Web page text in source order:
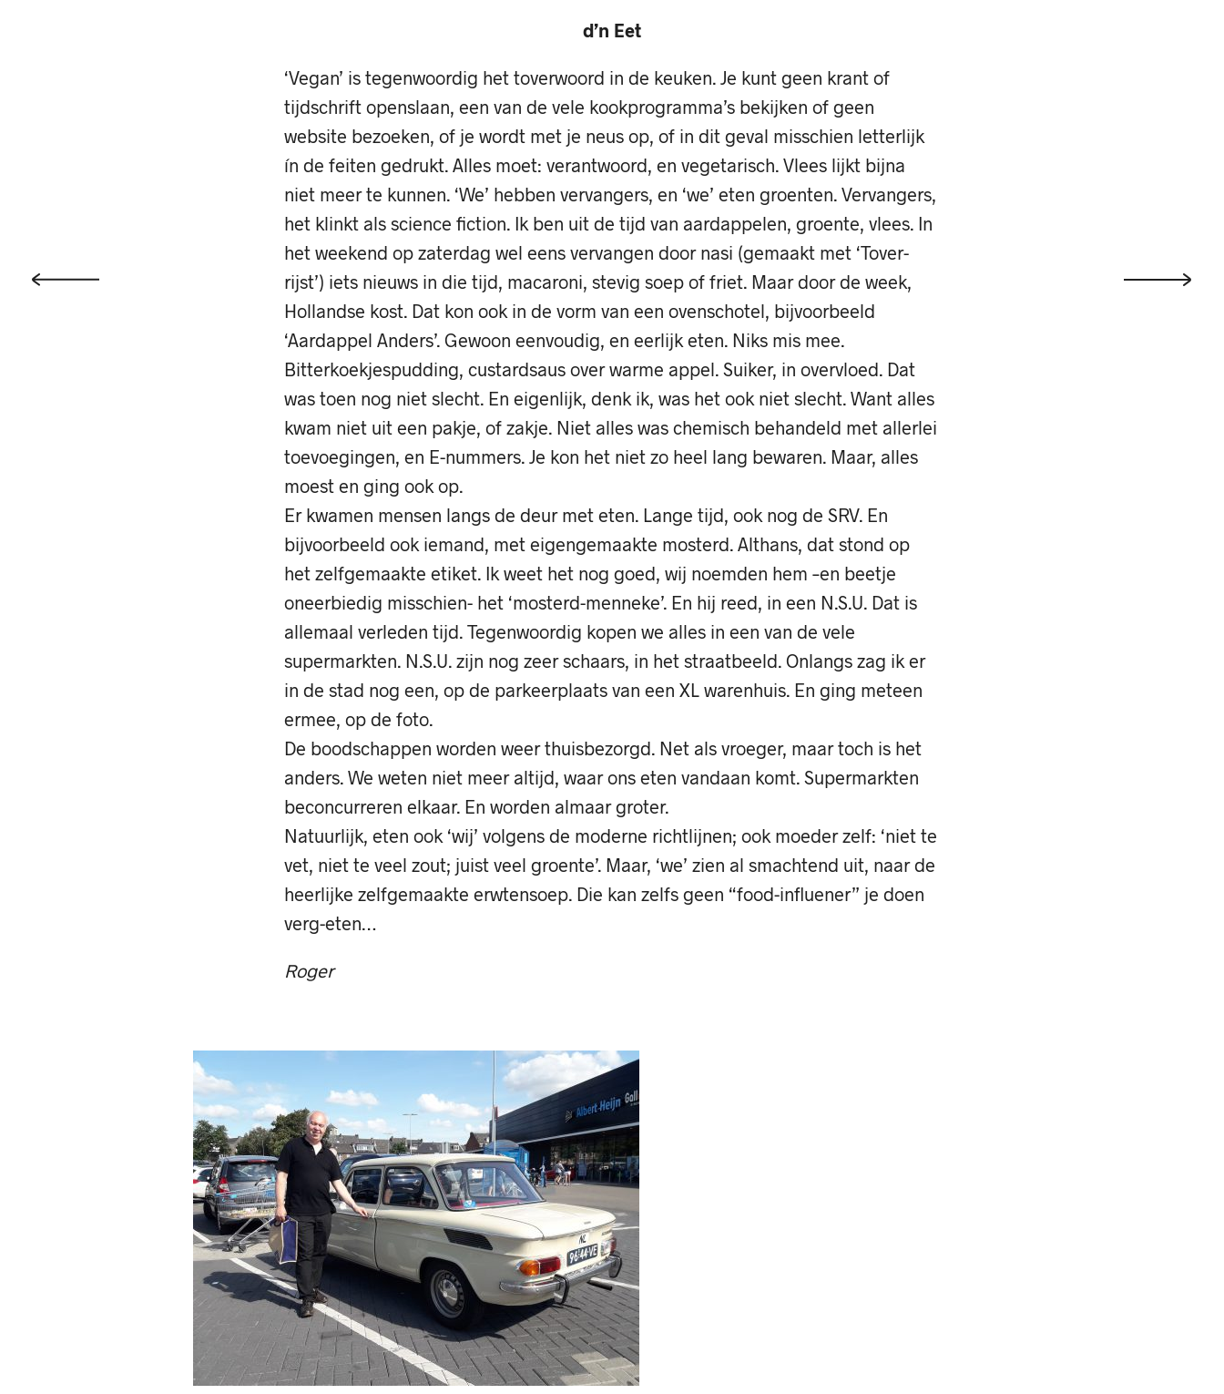
d’n Eet
‘Vegan’ is tegenwoordig het toverwoord in de keuken. Je kunt geen krant of
tijdschrift openslaan, een van de vele kookprogramma’s bekijken of geen
website bezoeken, of je wordt met je neus op, of in dit geval misschien letterlijk
ín de feiten gedrukt. Alles moet: verantwoord, en vegetarisch. Vlees lijkt bijna
niet meer te kunnen. ‘We’ hebben vervangers, en ‘we’ eten groenten. Vervangers,
het klinkt als science fiction. Ik ben uit de tijd van aardappelen, groente, vlees. In
het weekend op zaterdag wel eens vervangen door nasi (gemaakt met ‘Tover-
rijst’) iets nieuws in die tijd, macaroni, stevig soep of friet. Maar door de week,
Hollandse kost. Dat kon ook in de vorm van een ovenschotel, bijvoorbeeld
‘Aardappel Anders’. Gewoon eenvoudig, en eerlijk eten. Niks mis mee.
Bitterkoekjespudding, custardsaus over warme appel. Suiker, in overvloed. Dat
was toen nog niet slecht. En eigenlijk, denk ik, was het ook niet slecht. Want alles
kwam niet uit een pakje, of zakje. Niet alles was chemisch behandeld met allerlei
toevoegingen, en E-nummers. Je kon het niet zo heel lang bewaren. Maar, alles
moest en ging ook op.
Er kwamen mensen langs de deur met eten. Lange tijd, ook nog de SRV. En
bijvoorbeeld ook iemand, met eigengemaakte mosterd. Althans, dat stond op
het zelfgemaakte etiket. Ik weet het nog goed, wij noemden hem –en beetje
oneerbiedig misschien- het ‘mosterd-menneke’. En hij reed, in een N.S.U. Dat is
allemaal verleden tijd. Tegenwoordig kopen we alles in een van de vele
supermarkten. N.S.U. zijn nog zeer schaars, in het straatbeeld. Onlangs zag ik er
in de stad nog een, op de parkeerplaats van een XL warenhuis. En ging meteen
ermee, op de foto.
De boodschappen worden weer thuisbezorgd. Net als vroeger, maar toch is het
anders. We weten niet meer altijd, waar ons eten vandaan komt. Supermarkten
beconcurreren elkaar. En worden almaar groter.
Natuurlijk, eten ook ‘wij’ volgens de moderne richtlijnen; ook moeder zelf: ‘niet te
vet, niet te veel zout; juist veel groente’. Maar, ‘we’ zien al smachtend uit, naar de
heerlijke zelfgemaakte erwtensoep. Die kan zelfs geen “food-influener” je doen
verg-eten…
Roger